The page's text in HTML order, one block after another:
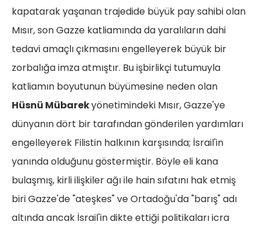
kapatarak yaşanan trajedide büyük pay sahibi olan
Mısır, son Gazze katliamında da yaralıların dahi
tedavi amaçlı çıkmasını engelleyerek büyük bir
zorbalığa imza atmıştır. Bu işbirlikçi tutumuyla
katliamın boyutunun büyümesine neden olan
Hüsnü Mübarekyönetimindeki Mısır, Gazze'ye
dünyanın dört bir tarafından gönderilen yardımları
engelleyerek Filistin halkının karşısında; İsrail'in
yanında olduğunu göstermiştir. Böyle eli kana
bulaşmış, kirli ilişkiler ağı ile hain sıfatını hak etmiş
biri Gazze'de "ateşkes" ve Ortadoğu'da "barış" adı
altında ancak İsrail'in dikte ettiği politikaları icra